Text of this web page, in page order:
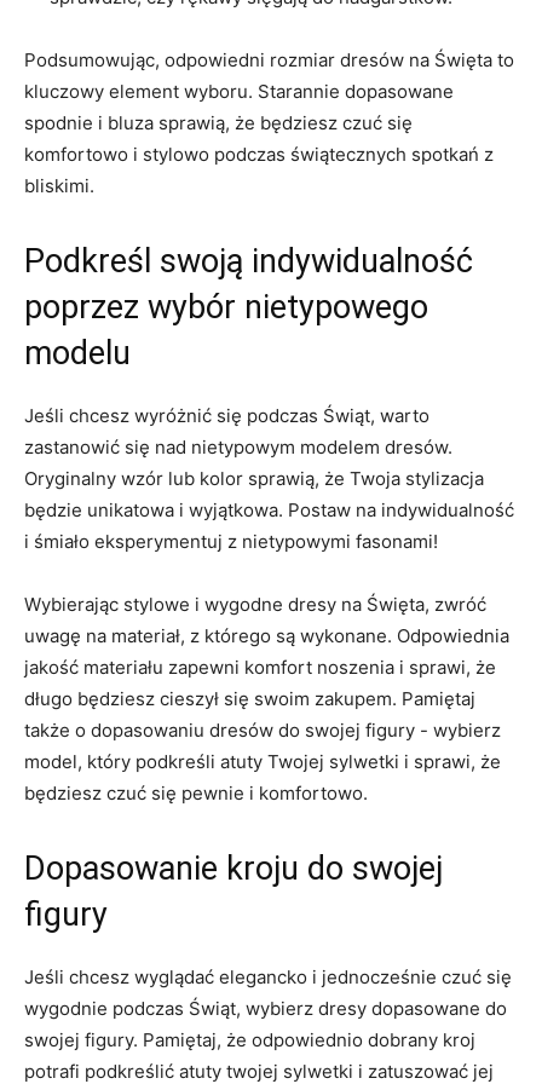
Podsumowując, odpowiedni rozmiar dresów na ​Święta to⁢
kluczowy element wyboru. Starannie dopasowane
spodnie i bluza sprawią, że będziesz czuć się
⁤komfortowo i stylowo podczas świątecznych spotkań z‌
bliskimi.
Podkreśl swoją indywidualność
poprzez wybór nietypowego
modelu
Jeśli chcesz wyróżnić się podczas Świąt,⁤ warto
zastanowić się nad nietypowym modelem​ dresów.
Oryginalny wzór lub kolor sprawią, że‌ Twoja stylizacja
będzie ‍unikatowa ⁢i wyjątkowa. Postaw na‍ indywidualność
i śmiało eksperymentuj z nietypowymi fasonami!
Wybierając stylowe i wygodne dresy na Święta, zwróć⁢
uwagę ⁤na materiał, z ‌którego są wykonane. Odpowiednia
jakość materiału zapewni komfort noszenia i‍ sprawi, że
długo będziesz cieszył się swoim zakupem. Pamiętaj
także o dopasowaniu dresów do swojej figury ‍- wybierz
model, który podkreśli atuty Twojej sylwetki i‍ sprawi, że
będziesz​ czuć się pewnie i komfortowo.
Dopasowanie kroju do swojej
figury
Jeśli chcesz wyglądać elegancko i jednocześnie czuć się
wygodnie podczas Świąt, wybierz dresy⁢ dopasowane do
swojej figury. Pamiętaj, że ​odpowiednio ​dobrany kroj
potrafi podkreślić atuty twojej sylwetki i zatuszować jej